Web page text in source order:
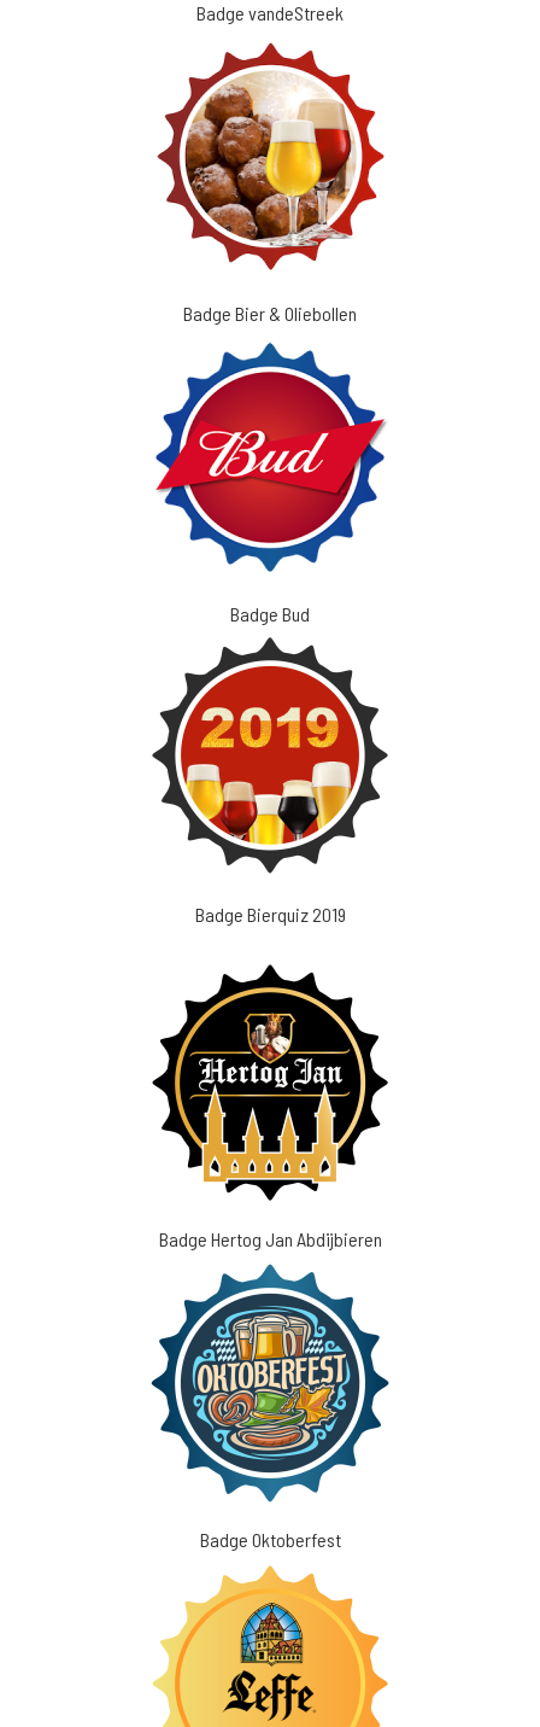
Badge vandeStreek
Badge Bier & Oliebollen
Badge Bud
Badge Bierquiz 2019
Badge Hertog Jan Abdijbieren
Badge Oktoberfest